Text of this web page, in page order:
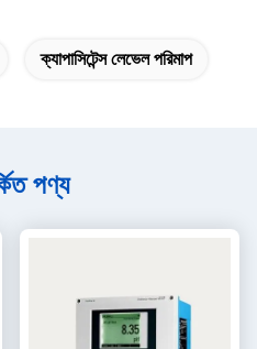
ক্যাপাসিটেন্স লেভেল পরিমাপ
পণ্য